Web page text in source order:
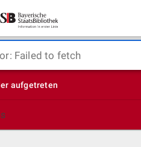
Failed to fetch
aufgetreten